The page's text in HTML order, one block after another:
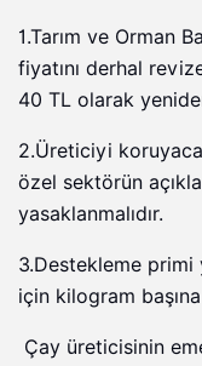
1.Tarım ve Orman
fiyatını derhal
40 TL olarak
2.Üreticiyi
özel sektörün
yasaklanmalıdır.
3.Destekleme primi
için kilogram
Çay üreticisinin